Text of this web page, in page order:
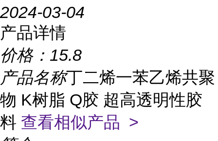
2024-03-04
产品详情
价格： 15.8
产品名称丁二烯一苯乙烯共聚
物 K树脂 Q胶 超高透明性胶
料 查看相似产品 >